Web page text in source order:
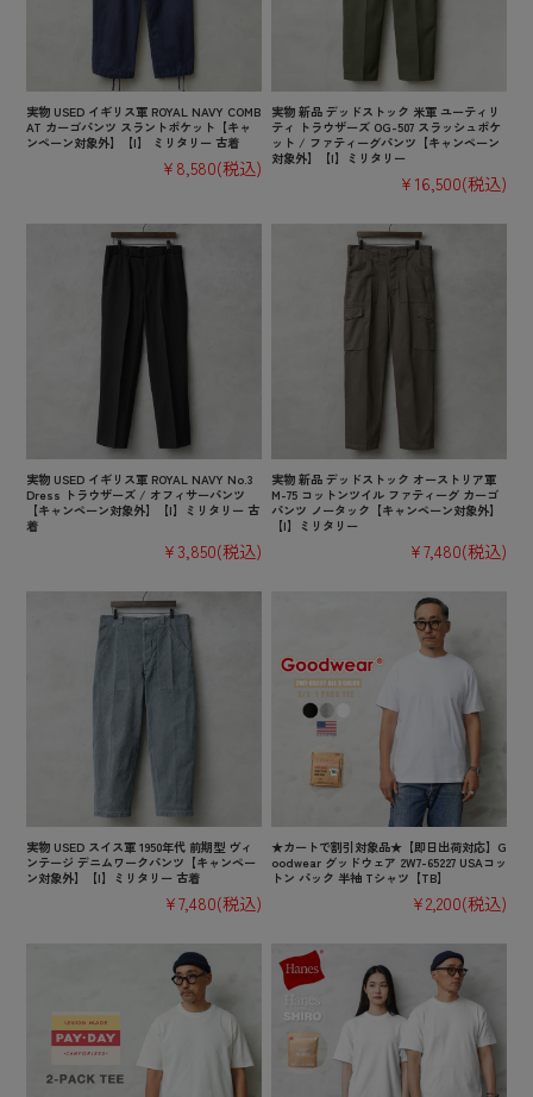
実物 USED イギリス軍 ROYAL NAVY COMB
AT カーゴパンツ スラントポケット【キャ
ンペーン対象外】【I】 ミリタリー 古着
¥8,580(税込)
実物 新品 デッドストック 米軍 ユーティリ
ティ トラウザーズ OG-507 スラッシュポケ
ット / ファティーグパンツ【キャンペーン
対象外】【I】ミリタリー
¥16,500(税込)
実物 USED イギリス軍 ROYAL NAVY No.3
Dress トラウザーズ / オフィサーパンツ
【キャンペーン対象外】【I】ミリタリー 古
着
¥3,850(税込)
実物 新品 デッドストック オーストリア軍
M-75 コットンツイル ファティーグ カーゴ
パンツ ノータック【キャンペーン対象外】
【I】ミリタリー
¥7,480(税込)
実物 USED スイス軍 1950年代 前期型 ヴィ
ンテージ デニムワークパンツ【キャンペー
ン対象外】【I】ミリタリー 古着
¥7,480(税込)
★カートで割引対象品★【即日出荷対応】G
oodwear グッドウェア 2W7-65227 USAコッ
トン パック 半袖 Tシャツ【TB】
¥2,200(税込)